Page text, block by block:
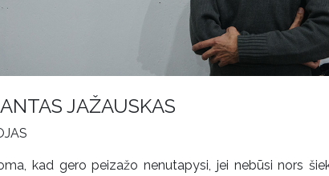
JAŽAUSKAS
kad gero peizažo nenutapysi, jei nebūsi nors